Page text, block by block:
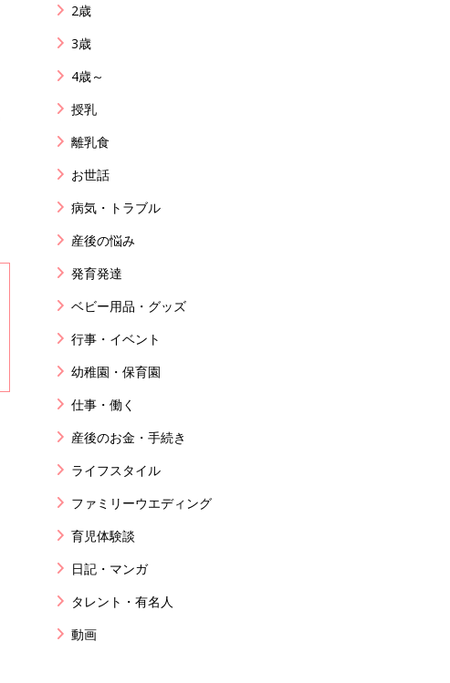
2歳
3歳
4歳～
授乳
離乳食
お世話
病気・トラブル
産後の悩み
発育発達
ベビー用品・グッズ
行事・イベント
幼稚園・保育園
仕事・働く
産後のお金・手続き
ライフスタイル
ファミリーウエディング
育児体験談
日記・マンガ
タレント・有名人
動画